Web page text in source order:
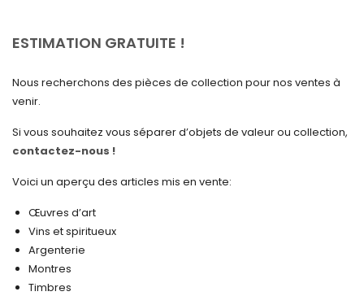
avril 2025
février 2025
décembre 2024
novembre 2024
octobre 2024
septembre 2024
août 2024
ESTIMATION GRATUITE !
Nous recherchons des pièces de collection pour nos ventes à
venir.
Si vous souhaitez vous séparer d’objets de valeur ou collection,
contactez-nous !
Voici un aperçu des articles mis en vente:
Œuvres d’art
Vins et spiritueux
Argenterie
Montres
Timbres